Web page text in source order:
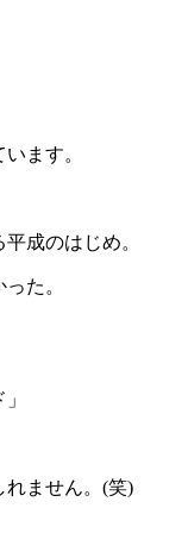
ます。
成のはじめ。
た。
れません。(笑)